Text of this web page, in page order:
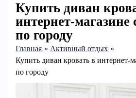
Купить диван
интернет-магазине
по городу
Главная
Активный отдых
Купить диван кровать в интернет-
по городу